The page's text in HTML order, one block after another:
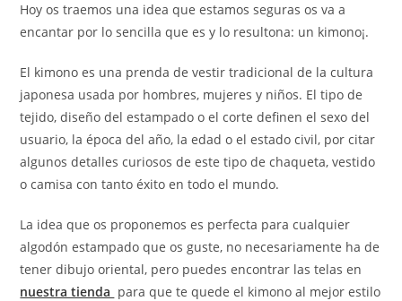
Hoy os traemos una idea que estamos seguras os va a
encantar por lo sencilla que es y lo resultona: un kimono¡.
El kimono es una prenda de vestir tradicional de la cultura
japonesa usada por hombres, mujeres y niños. El tipo de
tejido, diseño del estampado o el corte definen el sexo del
usuario, la época del año, la edad o el estado civil, por citar
algunos detalles curiosos de este tipo de chaqueta, vestido
o camisa con tanto éxito en todo el mundo.
La idea que os proponemos es perfecta para cualquier
algodón estampado que os guste, no necesariamente ha de
tener dibujo oriental, pero puedes encontrar las telas en
nuestra tienda para que te quede el kimono al mejor estilo